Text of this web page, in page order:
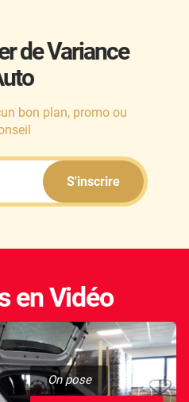
de Variance
bon plan, promo ou
S'inscrire
en Vidéo
On pose